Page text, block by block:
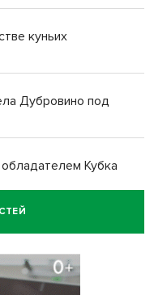
куньих
Дубровино под
Кубка